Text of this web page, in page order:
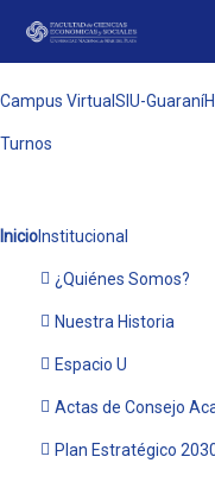
Campus Virtual SIU-Guaraní
Turnos
InicioInstitucional
¿Quiénes Somos?
Nuestra Historia
Espacio U
Actas de Consejo
Plan Estratégico